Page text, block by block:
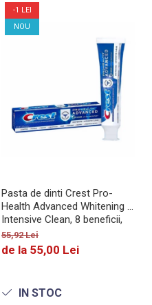
-1 LEI
NOU
Pasta de dinti Crest Pro-
Health Advanced Whitening +
Intensive Clean, 8 beneficii,
164g
55,92 Lei
de la 55,00 Lei
IN STOC